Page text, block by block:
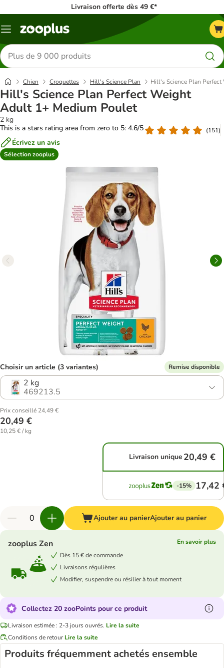
Livraison offerte dès 49 €*
Menu
Rechercher
des
produits
Chien Croquettes Hill's Science Plan Hill's Science Plan
Hill's Science Plan Perfect Weight
Adult 1+ Medium Poulet
2 kg
This is a stars rating area from zero to 5: 4.6/5
(151)
Écrivez un avis
Sélection zooplus
Choisir un article (3 variantes) Remise disponible
2 kg
469213.5
Prix conseillé 24,49 €
20,49 €
10,25 € / kg
Livraison unique 20,49 €
-15% 17,42
Ajouter au panierAjouter au panier
zooplus Zen
En savoir plus
Dès 15 € de commande
Livraisons régulières
Modifier, suspendre ou résilier à tout moment
Collectez 20 zooPoints pour ce produit
Livraison estimée : 2-3 jours ouvrés. Lire la suite
Conditions de retour Lire la suite
Produits fréquemment achetés ensemble